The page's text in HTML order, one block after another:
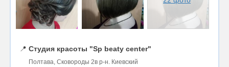
📍 Студия красоты "Sp beaty center"
Полтава, Сковороды 2в р-н. Киевский